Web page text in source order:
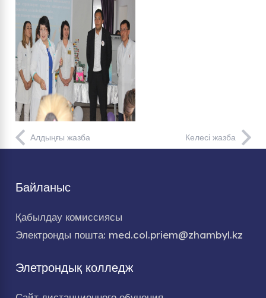
Алдыңғы жазба Келесі жазба
Байланыс
Қабылдау комиссиясы
Электронды пошта: med.col.priem@zhambyl.kz
Элетрондық колледж